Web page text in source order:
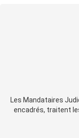
Les Mandataires
encadrés, traitent